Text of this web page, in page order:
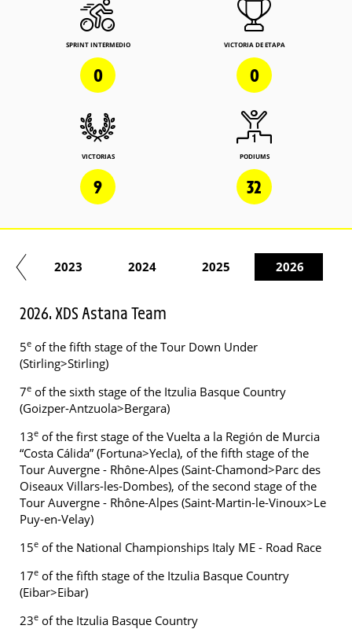
SPRINT INTERMEDIO
0
VICTORIA DE ETAPA
0
VICTORIAS
9
PODIUMS
32
2023 2024 2025 2026
2026. XDS Astana Team
5e of the fifth stage of the Tour Down Under
(Stirling>Stirling)
7e of the sixth stage of the Itzulia Basque Country
(Goizper-Antzuola>Bergara)
13e of the first stage of the Vuelta a la Región de Murcia
“Costa Cálida” (Fortuna>Yecla), of the fifth stage of the
Tour Auvergne - Rhône-Alpes (Saint-Chamond>Parc des
Oiseaux Villars-les-Dombes), of the second stage of the
Tour Auvergne - Rhône-Alpes (Saint-Martin-le-Vinoux>Le
Puy-en-Velay)
15e of the National Championships Italy ME - Road Race
17e of the fifth stage of the Itzulia Basque Country
(Eibar>Eibar)
23e of the Itzulia Basque Country